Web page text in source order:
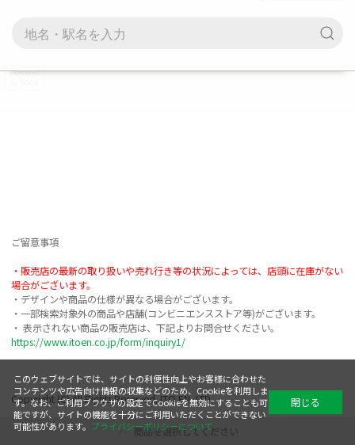
Powered
ご留意事項
・販売店の最新の取り扱いや売れ行き等の状況によっては、店頭に在庫がない
場合がございます。
・デザインや商品の仕様が異なる場合がございます。
・一部検索対象外の商品や店舗(コンビニエンスストア等)がございます。
https://www.itoen.co.jp/form/inquiry1/
Copyright (C) All Rights Reserved. ITO EN, LTD.
商品を選択してください
このウェブサイトでは、サイトの利便性向上やお客様に合わせた
コンテンツや広告向け情報の収集などのため、Cookieを利用しま
す。なお、ご利用ブラウザの設定でCookieを無効にすることも可
能ですが、サイトの機能を十分にご利用いただくことができない
可能性があります。 プライバシーポリシーについて
閉じる